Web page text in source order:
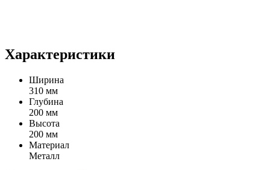
Характеристики
Ширина
310 мм
Глубина
200 мм
Высота
200 мм
Материал
Металл